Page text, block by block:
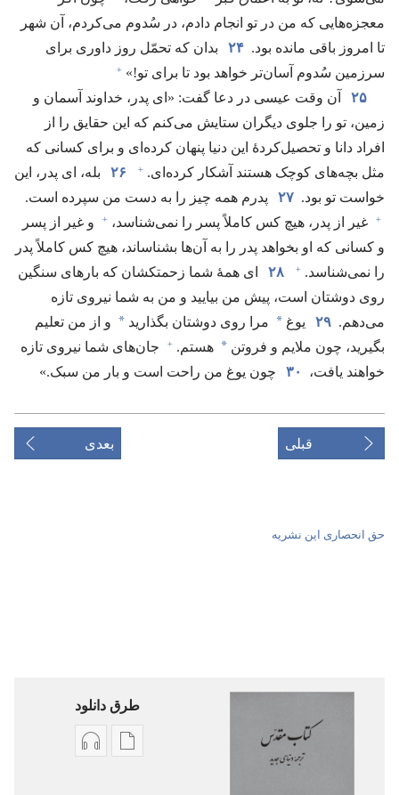
معجزه‌هایی که من در تو انجام دادم،‏ در سُدوم می‌کردم،‏ آن شهر
تا امروز باقی مانده بود.‏ ۲۴
بدان که تحمّل روز داوری برای
سرزمین سُدوم آسان‌تر خواهد بود تا برای تو!‏»‏ +
۲۵
آن وقت عیسی در دعا گفت:‏ «ای پدر،‏ خداوند آسمان و
زمین،‏ تو را جلوی دیگران ستایش می‌کنم که این حقایق را از
افراد دانا و تحصیل‌کردهٔ این دنیا پنهان کرده‌ای و برای کسانی که
مثل بچه‌های کوچک هستند آشکار کرده‌ای.‏ + ۲۶
بله،‏ ای پدر،‏ این
خواست تو بود.‏ ۲۷ پدرم همه چیز را به دست من سپرده است.‏
+ غیر از پدر،‏ هیچ کس کاملاً پسر را نمی‌شناسد،‏ +
و غیر از پسر
و کسانی که او بخواهد پدر را به آن‌ها بشناساند،‏ هیچ کس کاملاً پدر
را نمی‌شناسد.‏ + ۲۸
ای همهٔ شما زحمتکشان که بارهای سنگین
روی دوشتان است،‏ پیش من بیایید و من به شما نیروی تازه
می‌دهم.‏ ۲۹ یوغ * مرا روی دوشتان بگذارید * و از من تعلیم
بگیرید،‏ چون ملایم و فروتن * هستم.‏ +
جان‌های شما نیروی تازه
خواهند یافت،‏
۳۰ چون یوغ من راحت است و بار من سبک.‏»‏
قبلی بعدی
حق انحصاری این نشریه
طرق دانلود
گزینۀ گزینۀ